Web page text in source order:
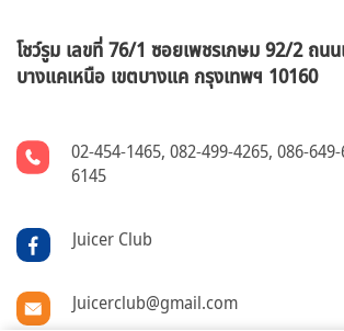
โชว์รูม เลขที่ 76/1 ซอยเพชรเกษม 92/2 ถน
บางแคเหนือ เขตบางแค กรุงเทพฯ 10160
02-454-1465,082-499-4265,086-
6145
Juicer Club
Juicerclub@gmail.com